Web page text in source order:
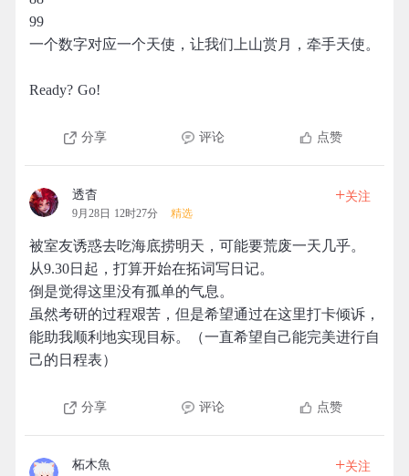
99
一个数字对应一个天使，让我们上山赏月，牵手天使。
Ready? Go!
分享 评论 点赞
透杳
9月28日 12时27分 精选
+关注
被室友诱惑去吃海底捞明天，可能要荒废一天几乎。
从9.30日起，打算开始在拓词写日记。
倒是觉得这里没有孤单的气息。
虽然考研的过程艰苦，但是希望通过在这里打卡倾诉，
能助我顺利地实现目标。（一直希望自己能完美进行自
己的日程表）
分享 评论 点赞
柘木魚 +关注